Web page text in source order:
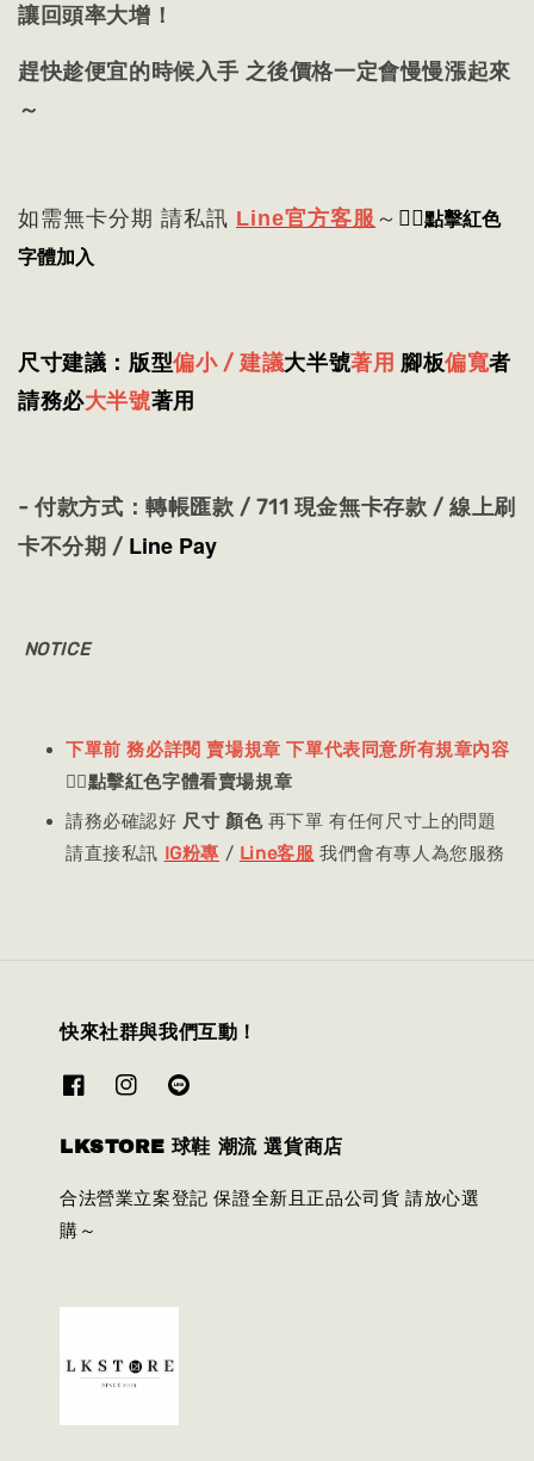
讓回頭率大增！
趕快趁便宜的時候入手 之後價格一定會慢慢漲起來
～
如需無卡分期 請私訊 Line官方客服 ～ 👈🏻點擊紅色
字體加入
尺寸建議：版型偏小 / 建議大半號著用 腳板偏寬者
請務必大半號著用
- 付款方式：轉帳匯款 / 711 現金無卡存款 / 線上刷
卡不分期 / Line Pay
NOTICE
下單前 務必詳閱 賣場規章 下單代表同意所有規章內容
👈🏻點擊紅色字體看賣場規章
請務必確認好 尺寸 顏色再下單 有任何尺寸上的問題
請直接私訊 IG粉專 / Line客服 我們會有專人為您服務
快來社群與我們互動！
LKSTORE 球鞋 潮流 選貨商店
合法營業立案登記 保證全新且正品公司貨 請放心選
購～